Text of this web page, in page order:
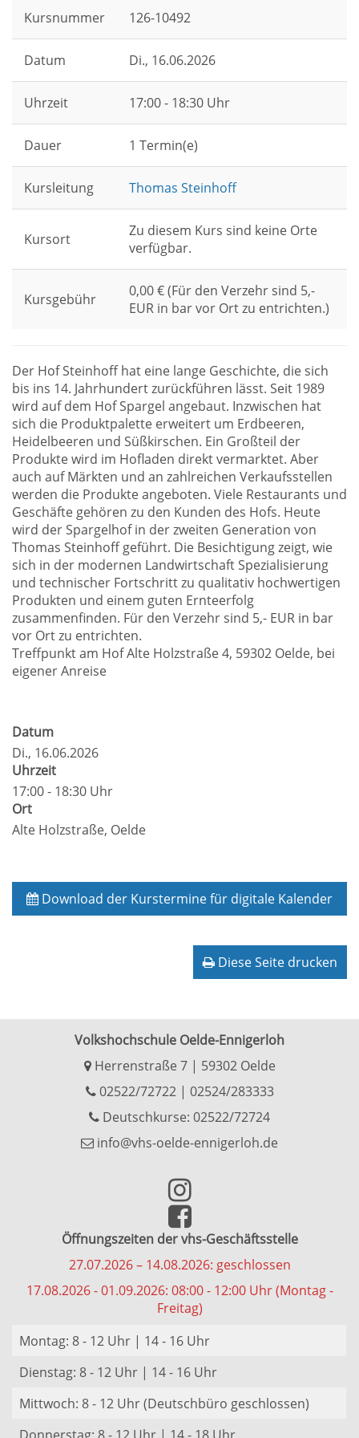
Kursnummer 126-10492
Datum Di., 16.06.2026
Uhrzeit 17:00 - 18:30 Uhr
Dauer 1 Termin(e)
Kursleitung Thomas Steinhoff
Kursort
Zu diesem Kurs sind keine Orte
verfügbar.
Kursgebühr
0,00 € (Für den Verzehr sind 5,-
EUR in bar vor Ort zu entrichten.)
Der Hof Steinhoff hat eine lange Geschichte, die sich
bis ins 14. Jahrhundert zurückführen lässt. Seit 1989
wird auf dem Hof Spargel angebaut. Inzwischen hat
sich die Produktpalette erweitert um Erdbeeren,
Heidelbeeren und Süßkirschen. Ein Großteil der
Produkte wird im Hofladen direkt vermarktet. Aber
auch auf Märkten und an zahlreichen Verkaufsstellen
werden die Produkte angeboten. Viele Restaurants und
Geschäfte gehören zu den Kunden des Hofs. Heute
wird der Spargelhof in der zweiten Generation von
Thomas Steinhoff geführt. Die Besichtigung zeigt, wie
sich in der modernen Landwirtschaft Spezialisierung
und technischer Fortschritt zu qualitativ hochwertigen
Produkten und einem guten Ernteerfolg
zusammenfinden. Für den Verzehr sind 5,- EUR in bar
vor Ort zu entrichten.
Treffpunkt am Hof Alte Holzstraße 4, 59302 Oelde, bei
eigener Anreise
Datum
Di., 16.06.2026
Uhrzeit
17:00 - 18:30 Uhr
Ort
Alte Holzstraße, Oelde
Download der Kurstermine für digitale Kalender
Diese Seite drucken
Volkshochschule Oelde-Ennigerloh
Herrenstraße 7 | 59302 Oelde
02522/72722| 02524/283333
Deutschkurse: 02522/72724
info@vhs-oelde-ennigerloh.de
Öffnungszeiten der vhs-Geschäftsstelle
27.07.2026 – 14.08.2026: geschlossen
17.08.2026 - 01.09.2026: 08:00 - 12:00 Uhr (Montag -
Freitag)
Montag: 8 - 12 Uhr | 14 - 16 Uhr
Dienstag: 8 - 12 Uhr | 14 - 16 Uhr
Mittwoch: 8 - 12 Uhr (Deutschbüro geschlossen)